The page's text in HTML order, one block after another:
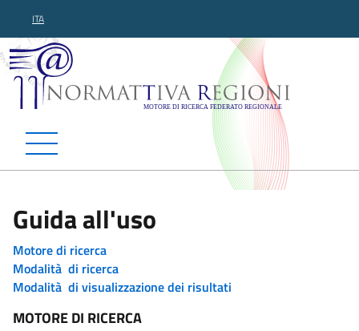
ITA
Normattiva Regioni -
Guida all'uso
Motore di ricerca
Modalità di ricerca
Modalità di visualizzazione dei risultati
MOTORE DI RICERCA